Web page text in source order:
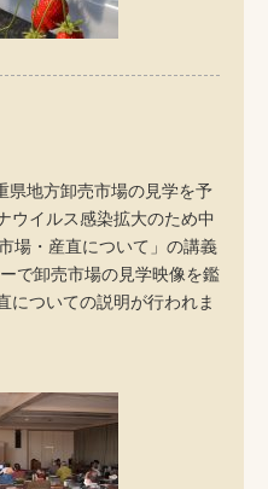
県地方卸売市場の見学を予
ウイルス感染拡大のため中
場・産直について」の講義
で卸売市場の見学映像を鑑
についての説明が行われま